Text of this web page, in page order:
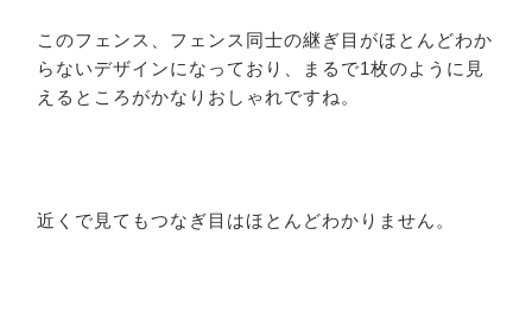
このフェンス、フェンス同士の継ぎ目がほとんどわか
らないデザインになっており、まるで1枚のように見
えるところがかなりおしゃれですね。
近くで見てもつなぎ目はほとんどわかりません。